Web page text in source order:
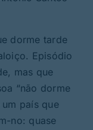
dorme tarde
Episódio
mas que
“não dorme
país que
no: quase